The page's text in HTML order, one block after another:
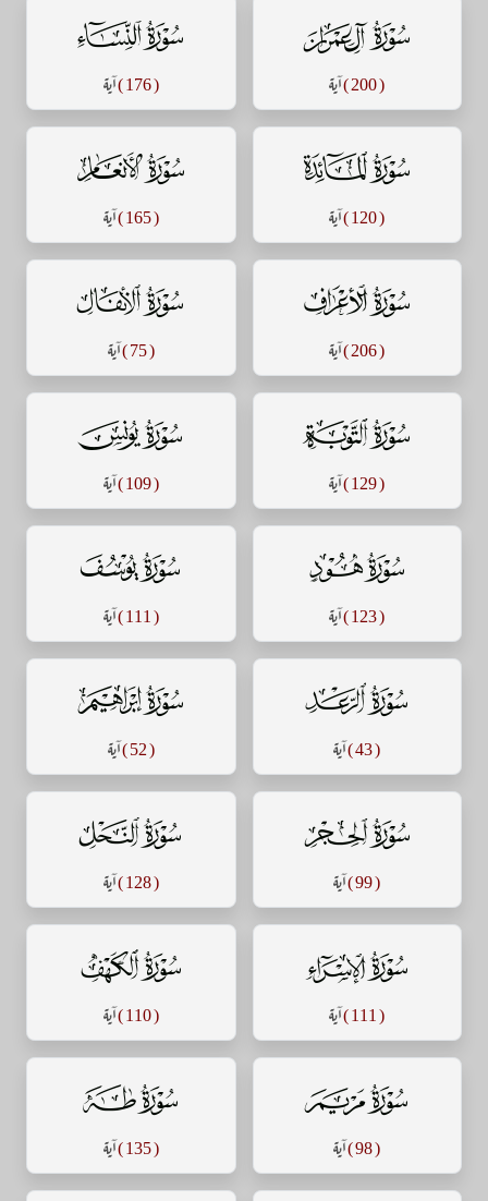
سورة آل عمران
( 200 ) آية
سورة النساء
( 176 ) آية
سورة المائدة
( 120 ) آية
سورة الأنعام
( 165 ) آية
سورة الأعراف
( 206 ) آية
سورة الأنفال
( 75 ) آية
سورة التوبة
( 129 ) آية
سورة يونس
( 109 ) آية
سورة هود
( 123 ) آية
سورة يوسف
( 111 ) آية
سورة الرعد
( 43 ) آية
سورة إبراهيم
( 52 ) آية
سورة الحجر
( 99 ) آية
سورة النحل
( 128 ) آية
سورة الإسراء
( 111 ) آية
سورة الكهف
( 110 ) آية
سورة مريم
( 98 ) آية
سورة طه
( 135 ) آية